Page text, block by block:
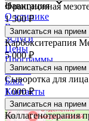
Фракционная
1 500 ₽
Записаться на прием
Карбокситерапия
5 000 ₽
Записаться на прием
Сыворотка для
1 000 ₽
Записаться на прием
Коллагенотерапия
Навигация
О клинике
Врачи
Услуги
Цены
Программы
Кейсы
Блог
Контакты
Правовая